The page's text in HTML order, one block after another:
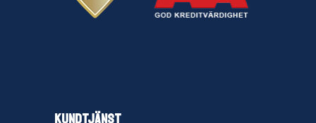
KUNDTJÄNST